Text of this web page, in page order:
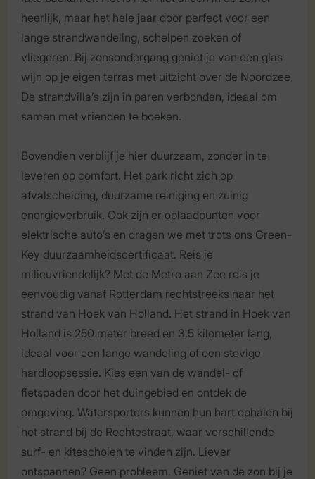
heerlijk, maar het hele jaar door perfect voor een
lange strandwandeling, schelpen zoeken of
vliegeren. Bij zonsondergang geniet je van een glas
wijn op je eigen terras met uitzicht over de Noordzee.
De strandvilla’s zijn in paren verbonden, ideaal om
samen met vrienden te boeken.
Bovendien verblijf je hier duurzaam, zonder in te
leveren op comfort. Het park richt zich op
afvalscheiding, duurzame reiniging en zuinig
energieverbruik. Ook zijn er oplaadpunten voor
elektrische auto’s en dragen we met trots ons Green-
Key duurzaamheidscertificaat. Reis je
milieuvriendelijk? Met de Metro aan Zee reis je
eenvoudig vanaf Rotterdam rechtstreeks naar het
strand van Hoek van Holland. Het strand in Hoek van
Holland is 250 meter breed en 3,5 kilometer lang,
ideaal voor een lange wandeling of een stevige
hardloopsessie. Kies een van de wandel- of
fietspaden door het duingebied en ontdek de
omgeving. Watersporters kunnen hun hart ophalen bij
het strand bij de Rechtestraat, waar verschillende
surf- en kitescholen te vinden zijn. Liever
ontspannen? Geen probleem. Geniet van de zon bij je